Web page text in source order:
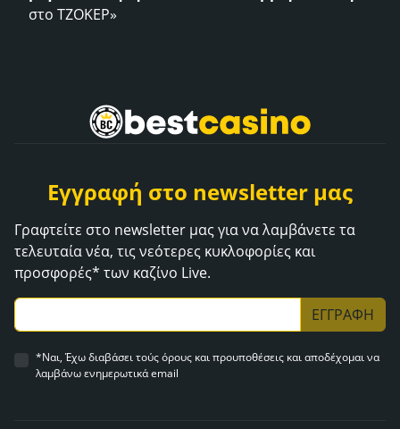
στο ΤΖΟΚΕΡ»
Εγγραφή στο newsletter μας
Γραφτείτε στο newsletter μας για να λαμβάνετε τα
τελευταία νέα, τις νεότερες κυκλοφορίες και
προσφορές* των καζίνο Live.
ΕΓΓΡΑΦΗ
*Ναι, Έχω διαβάσει τούς όρους και προυποθέσεις και αποδέχομαι να
λαμβάνω ενημερωτικά email